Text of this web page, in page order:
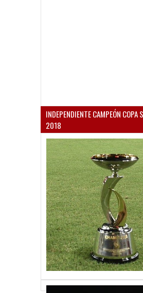
INDEPENDIENTE CAMPEÓN COPA
2018